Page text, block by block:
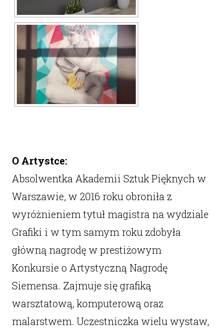
O Artystce:
Absolwentka Akademii Sztuk Pięknych w
Warszawie, w 2016 roku obroniła z
wyróżnieniem tytuł magistra na wydziale
Grafiki i w tym samym roku zdobyła
główną nagrodę w prestiżowym
Konkursie o Artystyczną Nagrodę
Siemensa. Zajmuje się grafiką
warsztatową, komputerową oraz
malarstwem. Uczestniczka wielu wystaw,